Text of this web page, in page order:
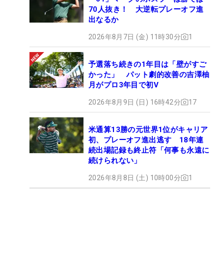
70人抜き！ 大逆転プレーオフ進
出なるか
2026年8月7日 (金) 11時30分 1
予選落ち続きの1年目は「壁がすご
かった」 パット劇的改善の吉澤柚
月がプロ3年目で初V
2026年8月9日 (日) 16時42分 17
米通算13勝の元世界1位がキャリア
初、プレーオフ進出逃す 18年連
続出場記録も終止符「何事も永遠に
続けられない」
2026年8月8日 (土) 10時00分 1